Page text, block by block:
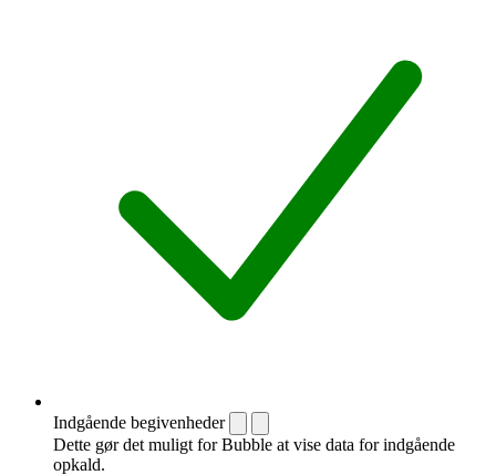
Indgående begivenheder
Dette gør det muligt for Bubble at vise data for indgående
opkald.